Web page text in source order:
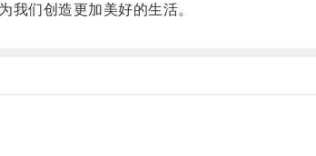
们创造更加美好的生活。